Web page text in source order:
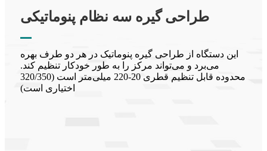
طراحی گیره سه نظام پنوماتیکی
این دستگاه از طراحی گیره پنوماتیک در هر دو طرف بهره
می‌برد و می‌تواند مرکز را به طور خودکار تنظیم کند.
محدوده قابل تنظیم قطری 20-220 میلی‌متر است (320/350
اختیاری است)